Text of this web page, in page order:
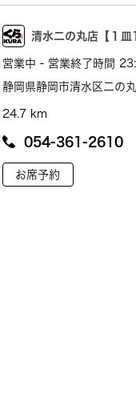
清水二の丸店【１皿
営業中 - 営業終了時間
静岡県静岡市清水区二の
24.7 km
054-361-2610
お席予約